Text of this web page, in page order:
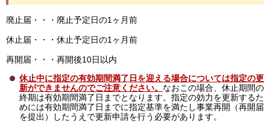
廃止届・・・廃止予定日の1ヶ月前
休止届・・・休止予定日の1ヶ月前
再開届・・・再開後10日以内
休止中に指定の有効期間満了日を迎える場合については指定の更
新ができませんのでご注意ください。 なおこの場合、休止期間の
終期は有効期間満了日までとなります。指定の効力を更新するた
めには有効期間満了日までに指定基準を満たし事業再開（再開届
を提出）したうえで更新申請を行う必要があります。